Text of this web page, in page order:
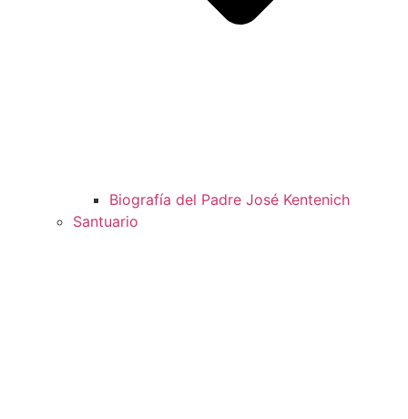
Biografía del Padre José Kentenich
Santuario